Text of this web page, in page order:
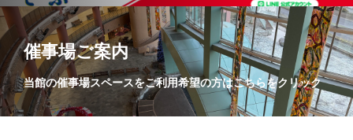
催事場ご案内
当館の催事場スペースをご利用希望の方はこちらをクリック